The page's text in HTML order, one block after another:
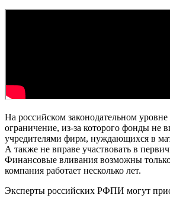
На российском законодательном уровне
ограничение, из-за которого фонды не
учредителями фирм, нуждающихся в
А также не вправе участвовать в
Финансовые вливания возможны
компания работает несколько лет.
Эксперты российских РФПИ могут